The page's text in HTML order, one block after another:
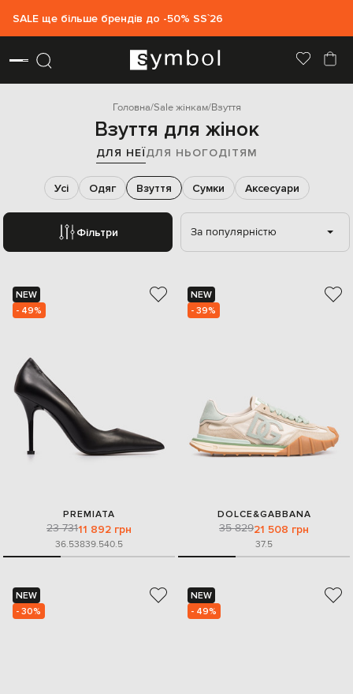
SALE ще більше брендів до -50% SS`26
Головна Sale жінкам Взуття
Взуття для жінок
ДЛЯ НЕЇДЛЯ НЬОГОДІТЯМ
Фільтри
Усі Одяг Взуття Сумки Аксесуари
За популярністю
NEW
- 49%
PREMIATA
23 73111 892 грн
36.53839.540.5
NEW
- 39%
DOLCE&GABBANA
35 82921 508 грн
37.5
NEW
- 30%
NEW
- 49%